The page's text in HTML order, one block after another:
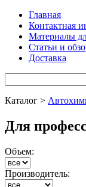
Главная
Контактная
Материалы
Статьи и
Доставка
Каталог >
Для
Объем:
Производитель: